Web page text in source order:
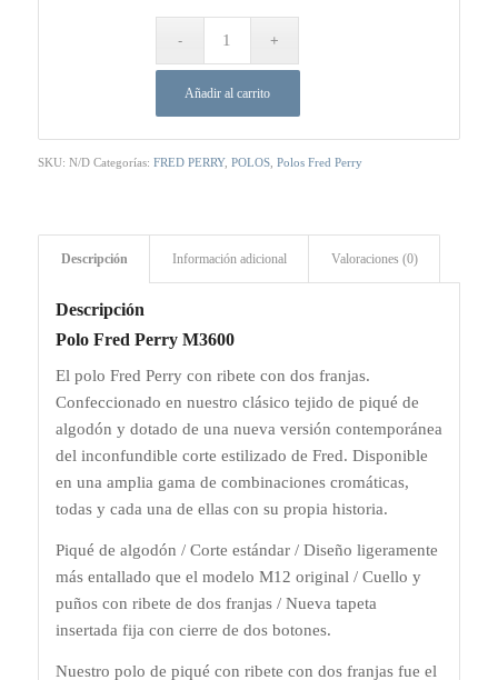
79,00 €.
Añadir al carrito
SKU: N/D Categorías: FRED PERRY, POLOS, Polos Fred Perry
Descripción Información adicional Valoraciones (0)
Descripción
Polo Fred Perry M3600
El polo Fred Perry con ribete con dos franjas.
Confeccionado en nuestro clásico tejido de piqué de
algodón y dotado de una nueva versión contemporánea
del inconfundible corte estilizado de Fred. Disponible
en una amplia gama de combinaciones cromáticas,
todas y cada una de ellas con su propia historia.​
Piqué de algodón / Corte estándar / Diseño ligeramente
más entallado que el modelo M12 original / Cuello y
puños con ribete de dos franjas / Nueva tapeta
insertada fija con cierre de dos botones.
Nuestro polo de piqué con ribete con dos franjas fue el